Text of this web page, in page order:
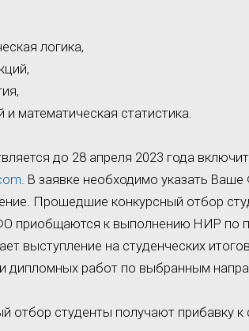
логика,
и математическая статистика.
до 28 апреля 2023 года
. В заявке необходимо указать
Прошедшие конкурсный отбор
приобщаются к выполнению НИР по
выступление на студенческих
дипломных работ по выбранным
отбор студенты получают прибавку к